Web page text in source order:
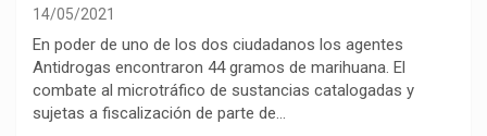
14/05/2021
En poder de uno de los dos ciudadanos los agentes
Antidrogas encontraron 44 gramos de marihuana. El
combate al microtráfico de sustancias catalogadas y
sujetas a fiscalización de parte de…